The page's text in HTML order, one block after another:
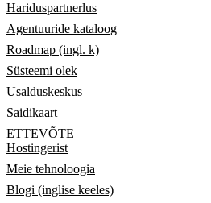
Hariduspartnerlus
Agentuuride kataloog
Roadmap (ingl. k)
Süsteemi olek
Usalduskeskus
Saidikaart
ETTEVÕTE
Hostingerist
Meie tehnoloogia
Blogi (inglise keeles)